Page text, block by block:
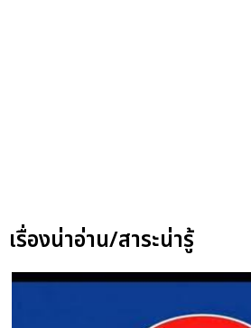
เรื่องน่าอ่าน/สาระน่ารู้